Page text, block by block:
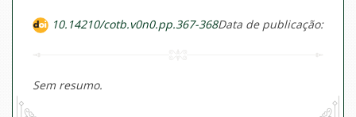
10.14210/cotb.v0n0.pp.367-368Data de publicação:
Sem resumo.